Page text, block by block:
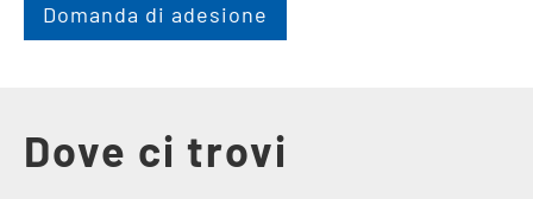
Domanda di adesione
Dove ci trovi